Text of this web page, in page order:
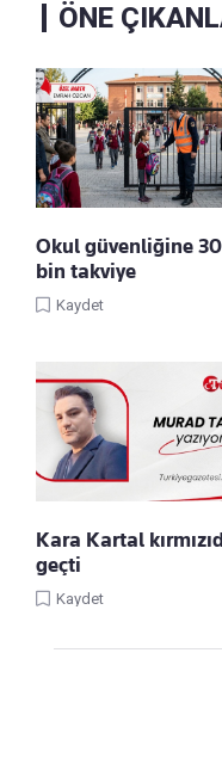
ÖNE
Okul güvenliğine 30
bin takviye
Kaydet
Kara Kartal
geçti
Kaydet